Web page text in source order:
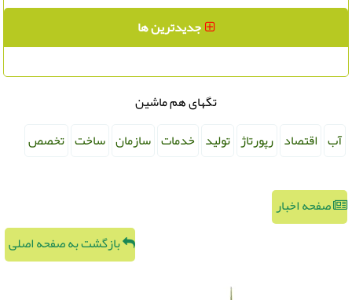
جدیدترین ها
تگهای هم ماشین
آب
اقتصاد رپورتاژ تولید خدمات سازمان ساخت تخصص
صفحه اخبار
بازگشت به صفحه اصلی